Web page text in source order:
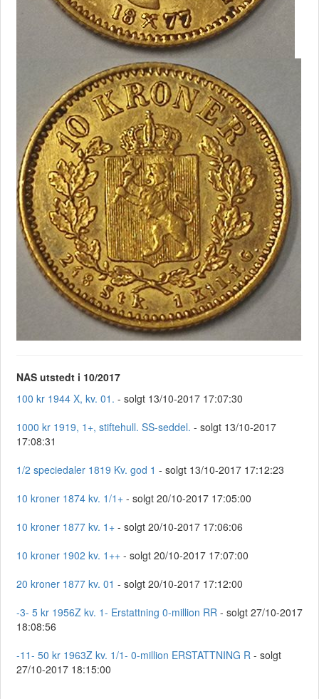
NAS utstedt i 10/2017
100 kr 1944 X, kv. 01. - solgt 13/10-2017 17:07:30
1000 kr 1919, 1+, stiftehull. SS-seddel. - solgt 13/10-2017
17:08:31
1/2 speciedaler 1819 Kv. god 1 - solgt 13/10-2017 17:12:23
10 kroner 1874 kv. 1/1+ - solgt 20/10-2017 17:05:00
10 kroner 1877 kv. 1+ - solgt 20/10-2017 17:06:06
10 kroner 1902 kv. 1++ - solgt 20/10-2017 17:07:00
20 kroner 1877 kv. 01 - solgt 20/10-2017 17:12:00
-3- 5 kr 1956Z kv. 1- Erstattning 0-million RR - solgt 27/10-2017
18:08:56
-11- 50 kr 1963Z kv. 1/1- 0-million ERSTATTNING R - solgt
27/10-2017 18:15:00